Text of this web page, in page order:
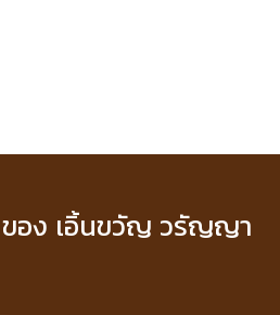
อง เอิ้นขวัญ วรัญญา